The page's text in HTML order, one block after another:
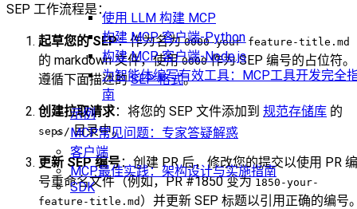
使用 LLM 构建 MCP
构建 MCP 客户端-Python
构建 MCP 客户端-Node.js
为智能体编写有效工具：MCP工具开发完全
南
示例
MCP常见问题：专家答疑解惑
客户端
MCP最佳实践：架构设计与实施指南
SDK
SEP 工作流程是：
起草您的 SEP：作为名为0000-your-feature-title.md
的 markdown 文件，使用0000作为 SEP 编号的占位符。
遵循下面描述的SEP 格式。
创建拉取请求：将您的 SEP 文件添加到 规范存储库 的
seps/目录中。
更新 SEP 编号：创建 PR 后，修改您的提交以使用 PR 编
号重命名文件（例如，PR #1850 变为1850-your-
feature-title.md ）并更新 SEP 标题以引用正确的编号